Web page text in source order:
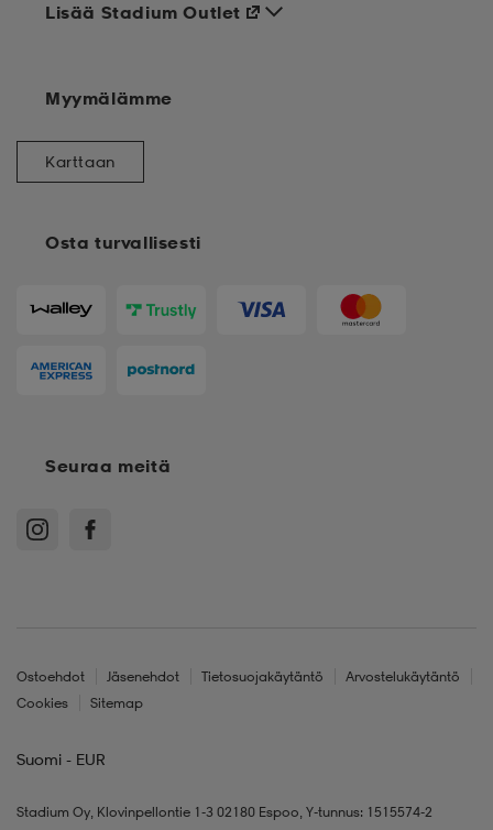
Osta turvallisesti
Lisää Stadium Outlet
Myymälämme
Karttaan
Seuraa meitä
Ostoehdot Jäsenehdot Tietosuojakäytäntö
Arvostelukäytäntö
Cookies
Sitemap
Suomi - EUR
Stadium Oy, Klovinpellontie 1-3 02180 Espoo, Y-tunnus: 1515574-2